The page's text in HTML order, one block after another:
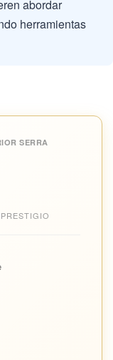
abordar
herramientas
SERRA